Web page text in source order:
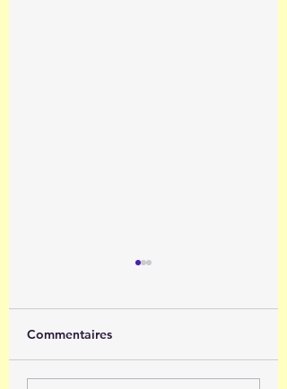
Commentaires